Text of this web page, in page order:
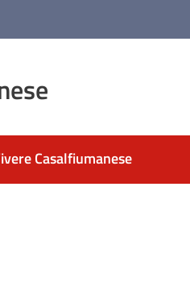
Casalfiumanese